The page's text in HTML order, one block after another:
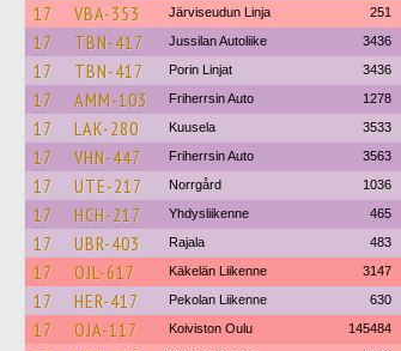
17 VBA-353 Järviseudun Linja 251
17 TBN-417 Jussilan Autoliike 3436
17 TBN-417 Porin Linjat 3436
17 AMM-103 Friherrsin Auto 1278
17 LAK-280 Kuusela 3533
17 VHN-447 Friherrsin Auto 3563
17 UTE-217 Norrgård 1036
17 HCH-217 Yhdysliikenne 465
17 UBR-403 Rajala 483
17 OJL-617 Käkelän Liikenne 3147
17 HER-417 Pekolan Liikenne 630
17 OJA-117 Koiviston Oulu 145484